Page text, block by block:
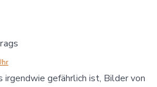
gefährlich ist, Bilder von